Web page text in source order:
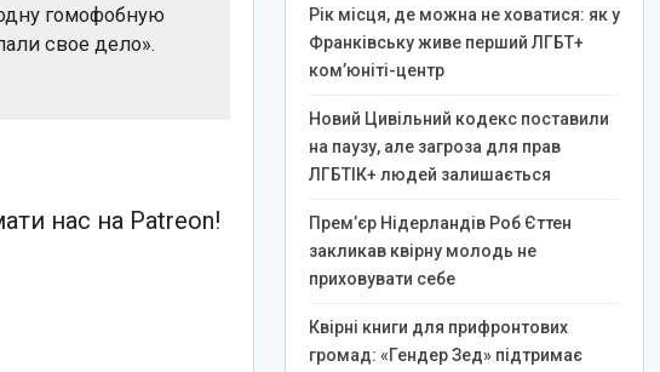
гомофобную
свое дело».
нас на Patreon!
Рік місця, де можна не ховатися: як у
Франківську живе перший ЛГБТ+
ком’юніті-центр
Новий Цивільний кодекс поставили
на паузу, але загроза для прав
ЛГБТІК+ людей залишається
Прем’єр Нідерландів Роб Єттен
закликав квірну молодь не
приховувати себе
Квірні книги для прифронтових
громад: «Гендер Зед» підтримає